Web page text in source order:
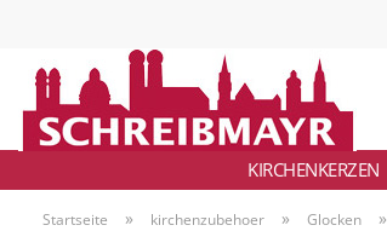
KIRCHENKERZEN
Startseite » kirchenzubehoer » Glocken »